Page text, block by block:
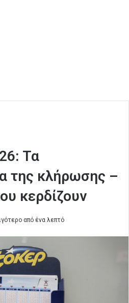
Τα
της κλήρωσης –
κερδίζουν
από ένα λεπτό